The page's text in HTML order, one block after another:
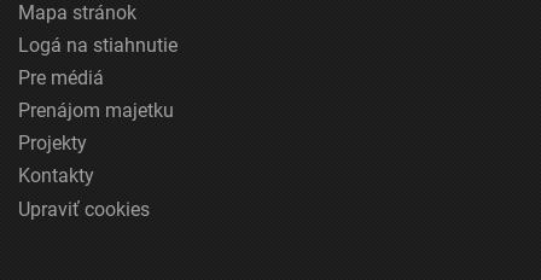
Mapa stránok
Logá na stiahnutie
Pre médiá
Prenájom majetku
Projekty
Kontakty
Upraviť cookies